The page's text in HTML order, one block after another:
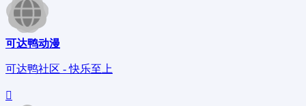
可达鸭动漫
可达鸭社区 - 快乐至上